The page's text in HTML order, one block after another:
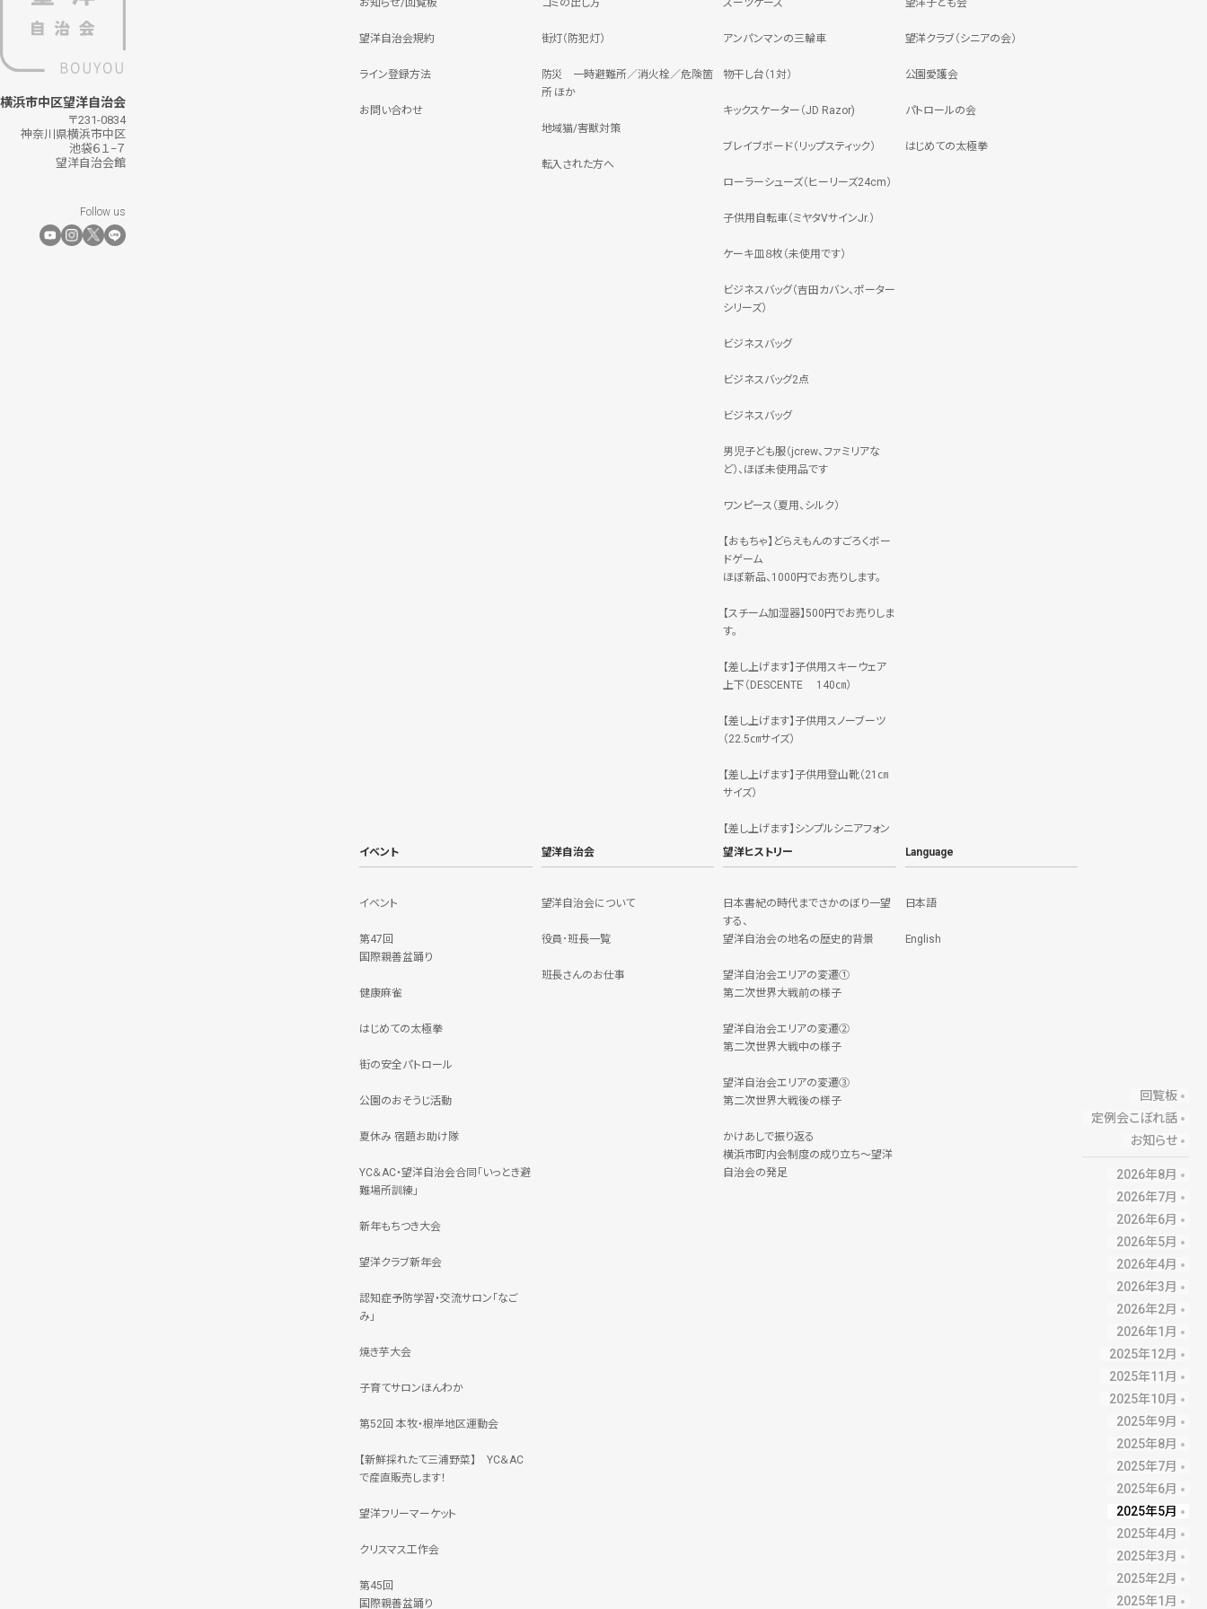
回覧板
定例会こぼれ話
お知らせ
2026年8月
2026年7月
2026年6月
2026年5月
2026年4月
2026年3月
2026年2月
2026年1月
2025年12月
2025年11月
2025年10月
2025年9月
2025年8月
2025年7月
2025年6月
2025年5月
2025年4月
2025年3月
2025年2月
2025年1月
横浜市中区望洋自治会
〒231-0834
神奈川県横浜市中区
池袋６１−７
望洋自治会館
望洋自治会規約
ライン登録方法
お問い合わせ
街灯（防犯灯）
防災 一時避難所／消火栓／危険箇
所 ほか
地域猫/害獣対策
転入された方へ
アンパンマンの三輪車
物干し台（1対）
キックスケーター（JD Razor)
ブレイブボード（リップスティック）
ローラーシューズ（ヒーリーズ24cm）
子供用自転車（ミヤタVサインJr.）
ケーキ皿８枚（未使用です）
ビジネスバッグ（吉田カバン、ポーター
シリーズ）
ビジネスバッグ
ビジネスバッグ2点
ビジネスバッグ
男児子ども服（jcrew、ファミリアな
ど）、ほぼ未使用品です
ワンピース（夏用、シルク）
【おもちゃ】どらえもんのすごろくボー
ドゲーム
ほぼ新品、1000円でお売りします。
【スチーム加湿器】500円でお売りしま
す。
【差し上げます】子供用スキーウェア
上下（DESCENTE 140㎝）
【差し上げます】子供用スノーブーツ
（22.5㎝サイズ）
【差し上げます】子供用登山靴（21㎝
サイズ）
【差し上げます】シンプルシニアフォン
望洋クラブ（シニアの会）
公園愛護会
パトロールの会
はじめての太極拳
イベント
イベント
第47回
国際親善盆踊り
健康麻雀
はじめての太極拳
街の安全パトロール
公園のおそうじ活動
夏休み 宿題お助け隊
YC＆AC・望洋自治会合同「いっとき避
難場所訓練」
新年もちつき大会
望洋クラブ新年会
認知症予防学習・交流サロン「なご
み」
焼き芋大会
子育てサロンほんわか
第52回 本牧・根岸地区運動会
【新鮮採れたて三浦野菜】 YC＆AC
で産直販売します！
望洋フリーマーケット
クリスマス工作会
第45回
国際親善盆踊り
望洋自治会
望洋自治会について
役員･班長一覧
班長さんのお仕事
望洋ヒストリー
日本書紀の時代までさかのぼり一望
する、
望洋自治会の地名の歴史的背景
望洋自治会エリアの変遷①
第二次世界大戦前の様子
望洋自治会エリアの変遷②
第二次世界大戦中の様子
望洋自治会エリアの変遷③
第二次世界大戦後の様子
かけあしで振り返る
横浜市町内会制度の成り立ち～望洋
自治会の発足
Language
日本語
English